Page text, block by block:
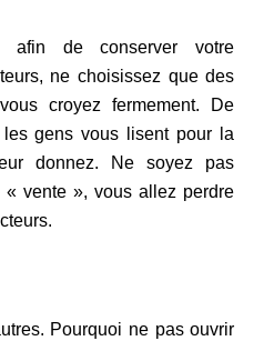
afin de conserver votre
ne choisissez que des
croyez fermement. De
gens vous lisent pour la
donnez. Ne soyez pas
vente », vous allez perdre
Pourquoi ne pas ouvrir